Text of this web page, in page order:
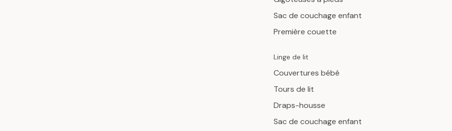
Sac de couchage enfant
Première couette
Linge de lit
Couvertures bébé
Tours de lit
Draps-housse
Sac de couchage enfant